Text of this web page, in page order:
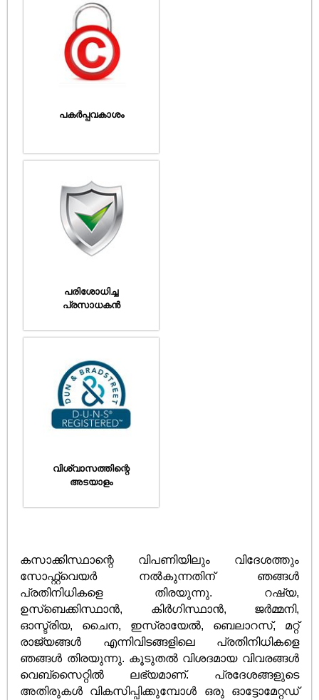
പകർപ്പവകാശം
പരിശോധിച്ച
പ്രസാധകൻ
വിശ്വാസത്തിന്റെ
അടയാളം
കസാക്കിസ്ഥാന്റെ വിപണിയിലും വിദേശത്തും
സോഫ്റ്റ്വെയർ നൽകുന്നതിന് ഞങ്ങൾ
പ്രതിനിധികളെ തിരയുന്നു. റഷ്യ,
ഉസ്ബെക്കിസ്ഥാൻ, കിർഗിസ്ഥാൻ, ജർമ്മനി,
ഓസ്ട്രിയ, ചൈന, ഇസ്രായേൽ, ബെലാറസ്, മറ്റ്
രാജ്യങ്ങൾ എന്നിവിടങ്ങളിലെ പ്രതിനിധികളെ
ഞങ്ങൾ തിരയുന്നു. കൂടുതൽ വിശദമായ വിവരങ്ങൾ
വെബ്സൈറ്റിൽ ലഭ്യമാണ്. പ്രദേശങ്ങളുടെ
അതിരുകൾ വികസിപ്പിക്കുമ്പോൾ ഒരു ഓട്ടോമേറ്റഡ്